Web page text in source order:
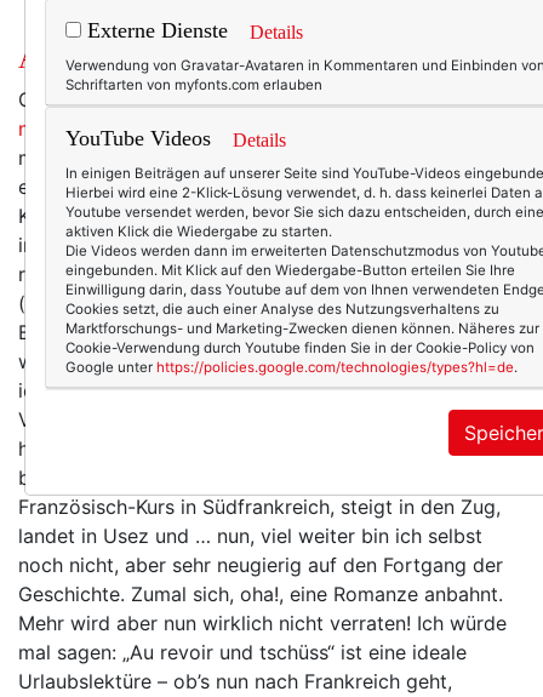
Au revoir und tschüss
Gudrun Lochte kenne ich als Bloggerin (von60 plus,
na und?
). Vor ein paar Jahren haben wir uns bei einer
meiner Lesungen persönlich kennengelernt. Damals
erzählte sie mir, dass sie an einem Roman schreibe.
Kurze Zeit später veröffentlichte sie ihr Erstlingswerk
im Selbstverlag – jetzt hat der VANI-Verlag mit „Au
revoir und tschüss“ ihr zweites Buch herausgebracht
(das mittlerweile sogar den begehrten „Spiegel-
Bestseller-Button“ trägt – wow!!), einen Roman, der
witzigerweise in Südfrankreich spielt. Natürlich musste
ich ihn lesen! Er handelt von Caro, die sich mit Mitte
Vierzig (die Kinder sind groß, die Ehe dümpelt vor sich
hin …) endlich um sich selbst kümmern möchte. Und so
bucht sie (sehr zum Missfallen ihres Gatten) einen
Französisch-Kurs in Südfrankreich, steigt in den Zug,
landet in Usez und … nun, viel weiter bin ich selbst
noch nicht, aber sehr neugierig auf den Fortgang der
Geschichte. Zumal sich, oha!, eine Romanze anbahnt.
Mehr wird aber nun wirklich nicht verraten! Ich würde
mal sagen: „Au revoir und tschüss“ ist eine ideale
Urlaubslektüre – ob’s nun nach Frankreich geht,
Externe Dienste Details
Verwendung von Gravatar-Avataren in Kommentaren und Einbinden
Schriftarten von myfonts.com erlauben
YouTube Videos Details
In einigen Beiträgen auf unserer Seite sind YouTube-Videos
Hierbei wird eine 2-Klick-Lösung verwendet, d. h. dass keinerlei Daten
Youtube versendet werden, bevor Sie sich dazu entscheiden, durch
aktiven Klick die Wiedergabe zu starten.
Die Videos werden dann im erweiterten Datenschutzmodus von
eingebunden. Mit Klick auf den Wiedergabe-Button erteilen Sie Ihre
Einwilligung darin, dass Youtube auf dem von Ihnen verwendeten
Cookies setzt, die auch einer Analyse des Nutzungsverhaltens zu
Marktforschungs- und Marketing-Zwecken dienen können. Näheres zur
Cookie-Verwendung durch Youtube finden Sie in der Cookie-Policy von
Google unter https://policies.google.com/technologies/types?hl=de.